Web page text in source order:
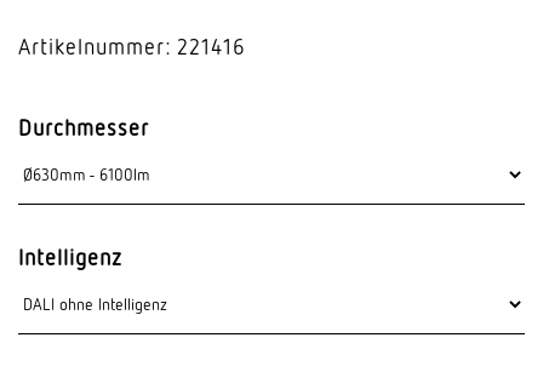
Artikelnummer: 221416
Durchmesser
Intelligenz